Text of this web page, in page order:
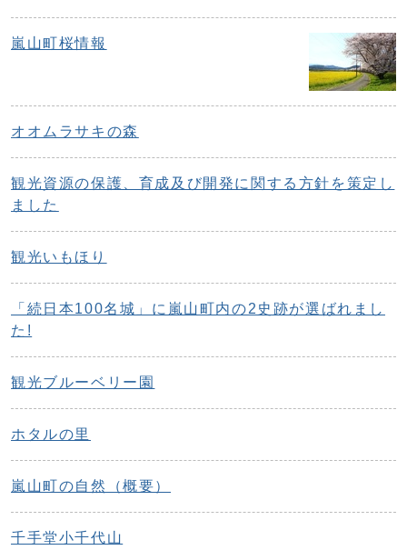
嵐山町桜情報
オオムラサキの森
観光資源の保護、育成及び開発に関する方針を策定し
ました
観光いもほり
「続日本100名城」に嵐山町内の2史跡が選ばれまし
た!
観光ブルーベリー園
ホタルの里
嵐山町の自然（概要）
千手堂小千代山